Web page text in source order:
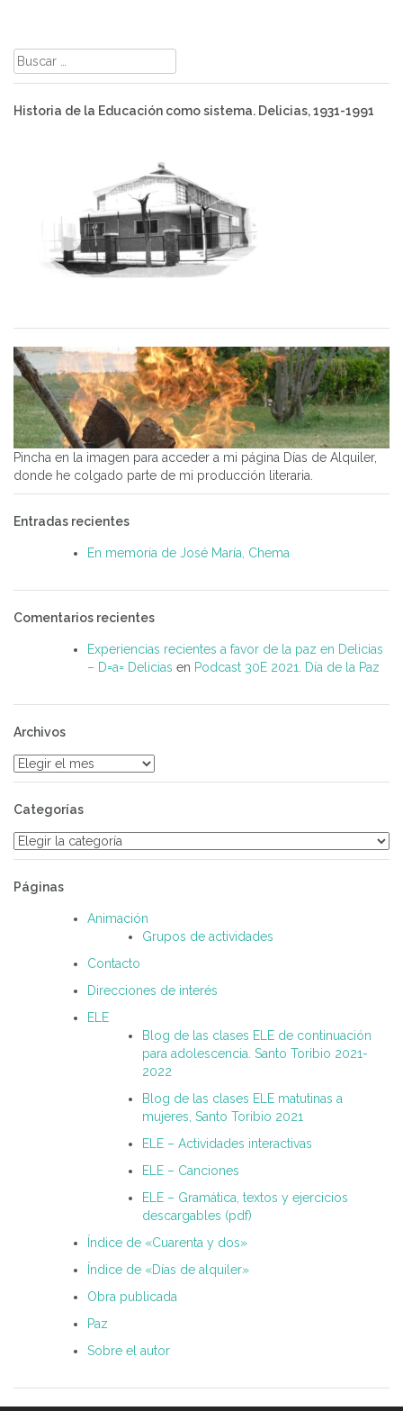
Buscar:
Historia de la Educación como sistema. Delicias, 1931-1991
Pincha en la imagen para acceder a mi página Días de Alquiler,
donde he colgado parte de mi producción literaria.
Entradas recientes
En memoria de José María, Chema
Comentarios recientes
Experiencias recientes a favor de la paz en Delicias
– D=a= Delicias en Podcast 30E 2021. Día de la Paz
Archivos
Archivos
Categorías
Categorías
Páginas
Animación
Grupos de actividades
Contacto
Direcciones de interés
ELE
Blog de las clases ELE de continuación
para adolescencia. Santo Toribio 2021-
2022
Blog de las clases ELE matutinas a
mujeres, Santo Toribio 2021
ELE – Actividades interactivas
ELE – Canciones
ELE – Gramática, textos y ejercicios
descargables (pdf)
Índice de «Cuarenta y dos»
Índice de «Días de alquiler»
Obra publicada
Paz
Sobre el autor